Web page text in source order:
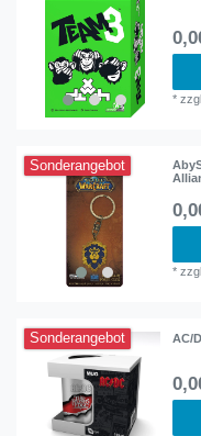
*
Sonderangebot
*
Sonderangebot AC/